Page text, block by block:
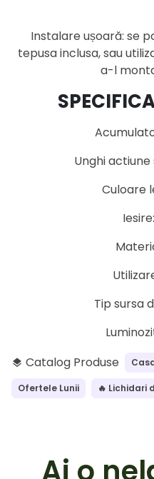
Instalare ușoară: se
tepusa inclusa, sau
a-l
Unghi
Culoare
Tip sursa
layers Catalog Produse
Ofertele Lunii 🔥 Lichidari